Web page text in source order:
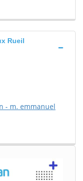
Rueil
- m. emmanuel